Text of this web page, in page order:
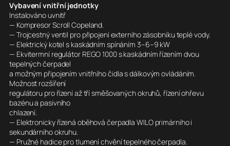
Vybavení vnitřní jednotky
Instalováno uvnitř
— Kompresor Scroll Copeland.
— Trojcestný ventil pro připojení externího zásobníku teplé vody.
— Elektrický kotel s kaskádním spínáním 3–6–9 kW
— Ekvitermní regulátor REGO 1000 s kaskádním řízením dvou
tepelných čerpadel
a možným připojením vnitřního čidla s dálkovým ovládáním.
Možnost rozšíření
regulátoru pro řízení až tří směšovaných okruhů, řízení ohřevu
bazénu a pasivního
chlazení.
— Elektronicky řízená oběhová čerpadla WILO primárního i
sekundárního okruhu.
— Pružné hadice pro tlumení chvění tepelného čerpadla.